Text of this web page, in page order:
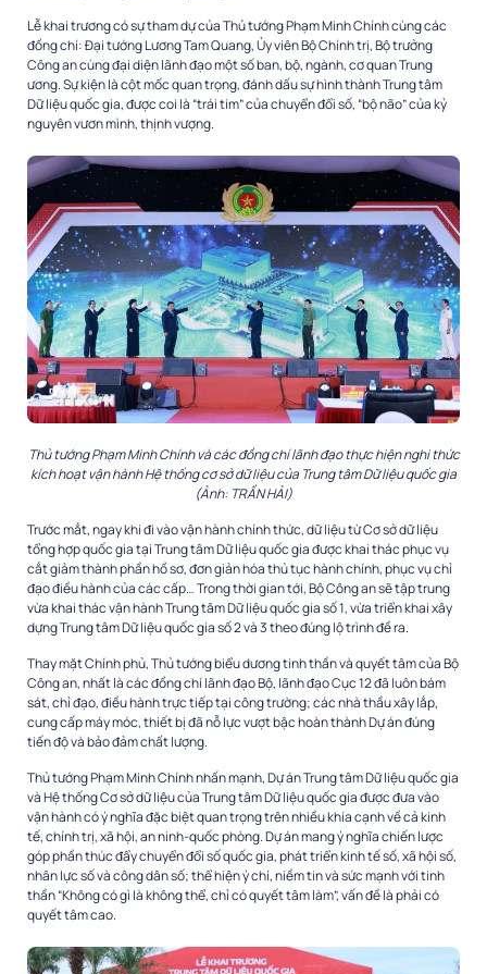
Lễ khai trương có sự tham dự của Thủ tướng Phạm Minh Chính cùng các
đồng chí: Đại tướng Lương Tam Quang, Ủy viên Bộ Chính trị, Bộ trưởng
Công an cùng đại diện lãnh đạo một số ban, bộ, ngành, cơ quan Trung
ương. Sự kiện là cột mốc quan trọng, đánh dấu sự hình thành Trung tâm
Dữ liệu quốc gia, được coi là “trái tim” của chuyển đổi số, “bộ não” của kỷ
nguyên vươn mình, thịnh vượng.
Thủ tướng Phạm Minh Chính và các đồng chí lãnh đạo thực hiện nghi thức
kích hoạt vận hành Hệ thống cơ sở dữ liệu của Trung tâm Dữ liệu quốc gia
(Ảnh: TRẦN HẢI)
Trước mắt, ngay khi đi vào vận hành chính thức, dữ liệu từ Cơ sở dữ liệu
tổng hợp quốc gia tại Trung tâm Dữ liệu quốc gia được khai thác phục vụ
cắt giảm thành phần hồ sơ, đơn giản hóa thủ tục hành chính, phục vụ chỉ
đạo điều hành của các cấp… Trong thời gian tới, Bộ Công an sẽ tập trung
vừa khai thác vận hành Trung tâm Dữ liệu quốc gia số 1, vừa triển khai xây
dựng Trung tâm Dữ liệu quốc gia số 2 và 3 theo đúng lộ trình đề ra.
Thay mặt Chính phủ, Thủ tướng biểu dương tinh thần và quyết tâm của Bộ
Công an, nhất là các đồng chí lãnh đạo Bộ, lãnh đạo Cục 12 đã luôn bám
sát, chỉ đạo, điều hành trực tiếp tại công trường; các nhà thầu xây lắp,
cung cấp máy móc, thiết bị đã nỗ lực vượt bậc hoàn thành Dự án đúng
tiến độ và bảo đảm chất lượng.
Thủ tướng Phạm Minh Chính nhấn mạnh, Dự án Trung tâm Dữ liệu quốc gia
và Hệ thống Cơ sở dữ liệu của Trung tâm Dữ liệu quốc gia được đưa vào
vận hành có ý nghĩa đặc biệt quan trọng trên nhiều khía cạnh về cả kinh
tế, chính trị, xã hội, an ninh-quốc phòng. Dự án mang ý nghĩa chiến lược
góp phần thúc đẩy chuyển đổi số quốc gia, phát triển kinh tế số, xã hội số,
nhân lực số và công dân số; thể hiện ý chí, niềm tin và sức mạnh với tinh
thần “Không có gì là không thể, chỉ có quyết tâm làm”, vấn đề là phải có
quyết tâm cao.